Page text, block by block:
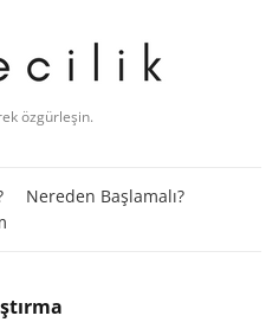
özgürleşin.
Nereden Başlamalı?